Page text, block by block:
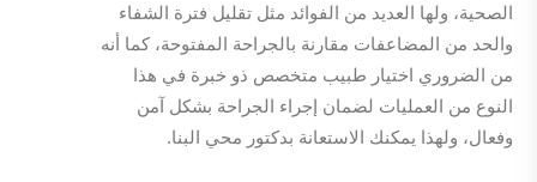
الصحية، ولها العديد من الفوائد مثل تقليل فترة الشفاء
والحد من المضاعفات مقارنة بالجراحة المفتوحة، كما أنه
من الضروري اختيار طبيب متخصص ذو خبرة في هذا
النوع من العمليات لضمان إجراء الجراحة بشكل آمن
وفعال، ولهذا يمكنك الاستعانة بدكتور محي البنا.